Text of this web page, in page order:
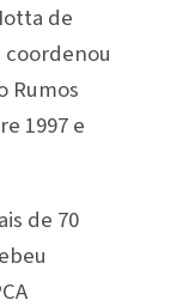
de
coordenou
Rumos
1997 e
de 70